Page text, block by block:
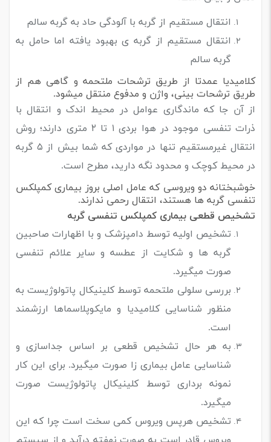
انتقال مستقیم از گربه با آلودگی حاد به گربه سالم
انتقال مستقیم از گربه ی بهبود یافته اما حامل به
گربه سالم
کلامیدیا عمدتا از طریق ترشحات ملتحمه و گاهی هم از
طریق ترشحات بینی، واژن و مدفوع منتقل میشود.
از آن جا که ماندگاری عوامل در محیط اندک و انتقال با
ذرات تنفسی موجود در هوا بردی ۱ تا ۲ متری دارند؛ روش
انتقال غیرمستقیم تنها در مواردی که شما بیش از ۵ گربه
در محیط کوچک و محدود نگه دارید، مطرح است.
خوشبختانه دو ویروسی که عامل اصلی بروز بیماری کمپلکس
تنفسی گربه ها هستند، انتقال رحمی ندارند.
تشخیص قطعی بیماری کمپلکس تنفسی گربه
تشخیص اولیه توسط دامپزشک و با اظهارات صاحبین
گربه ها و شکایت از عطسه و سایر علائم تنفسی
صورت میگیرد.
بررسی سلولی ملتحمه توسط کلینیکال پاتولوژیست به
منظور شناسایی کلامیدیا و مایکوپلاسماها ارزشمند
است.
به هر حال تشخیص قطعی بر اساس جداسازی و
شناسایی عامل بیماری زا صورت میگیرد. برای این کار
نمونه برداری توسط کلینیکال پاتولوژیست صورت
میگیرد.
تشخیص هرپس ویروس کمی سخت است چرا که این